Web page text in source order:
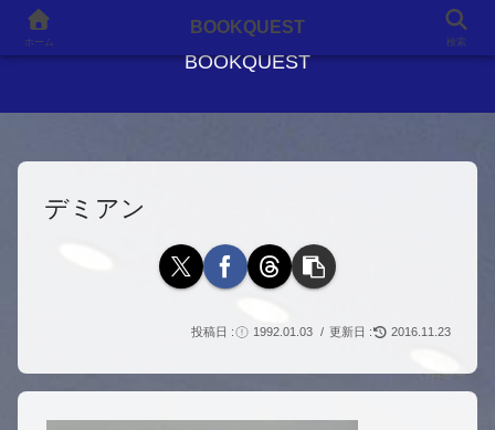
BOOKQUEST
デミアン
1992.01.03 2016.11.23
ホーム
BOOKQUEST
検索